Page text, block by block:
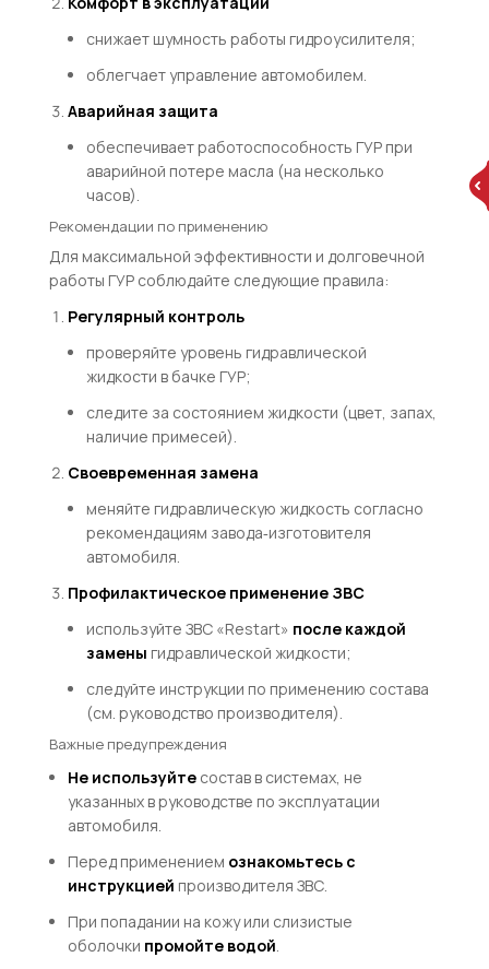
снижает шумность работы гидроусилителя;
облегчает управление автомобилем.
Аварийная защита
обеспечивает работоспособность ГУР при
аварийной потере масла (на несколько
часов).
Рекомендации по применению
Для максимальной эффективности и долговечной
работы ГУР соблюдайте следующие правила:
Регулярный контроль
проверяйте уровень гидравлической
жидкости в бачке ГУР;
следите за состоянием жидкости (цвет, запах,
наличие примесей).
Своевременная замена
меняйте гидравлическую жидкость согласно
рекомендациям завода‑изготовителя
автомобиля.
Профилактическое применение ЗВС
используйте ЗВС «Restart» после каждой
замены гидравлической жидкости;
следуйте инструкции по применению состава
(см. руководство производителя).
Важные предупреждения
Не используйтесостав в системах, не
указанных в руководстве по эксплуатации
автомобиля.
Перед применением ознакомьтесь с
инструкцией производителя ЗВС.
При попадании на кожу или слизистые
оболочки промойте водой.